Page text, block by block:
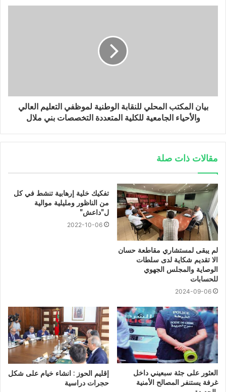
بیان المكتب المحلي للنقابة الوطنية لموظفي التعليم العالي
والأحياء الجامعية للكلية المتعددة التخصصات بني ملال
مقالات ذات صلة
لم يبقى لمستشاري مقاطعة حسان
الا تقديم شكاية لدى سلطات
الوصاية والمجلس الجهوي
للحسابات
2024-09-06
تفكيك خلية إرهابية تنشط في كل
من الناظور ومليلية موالية
ل”داعش”
2022-10-06
العثور على جثة سبعيني داخل
غرفة يستنفر المصالح الأمنية
إقليم الحوز : انشاء خيام على شكل
حجرات دراسية